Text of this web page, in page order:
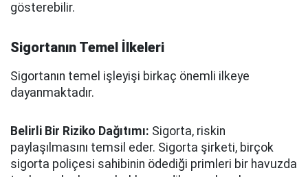
gösterebilir.
Sigortanın Temel İlkeleri
Sigortanın temel işleyişi birkaç önemli ilkeye
dayanmaktadır.
Belirli Bir Riziko Dağıtımı: Sigorta, riskin
paylaşılmasını temsil eder. Sigorta şirketi, birçok
sigorta poliçesi sahibinin ödediği primleri bir havuzda